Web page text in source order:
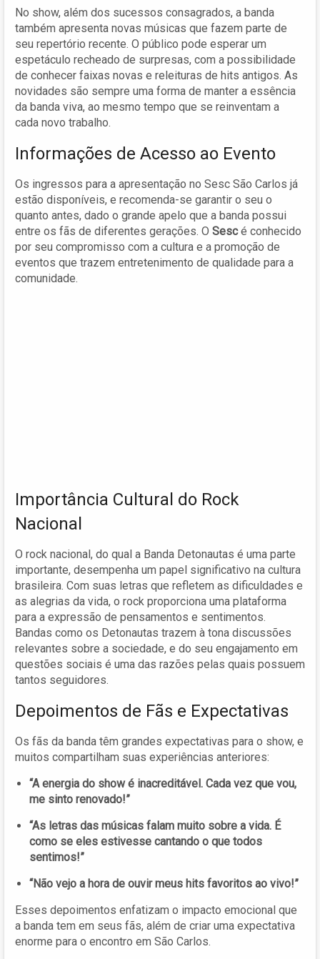
No show, além dos sucessos consagrados, a banda
também apresenta novas músicas que fazem parte de
seu repertório recente. O público pode esperar um
espetáculo recheado de surpresas, com a possibilidade
de conhecer faixas novas e releituras de hits antigos. As
novidades são sempre uma forma de manter a essência
da banda viva, ao mesmo tempo que se reinventam a
cada novo trabalho.
Informações de Acesso ao Evento
Os ingressos para a apresentação no Sesc São Carlos já
estão disponíveis, e recomenda-se garantir o seu o
quanto antes, dado o grande apelo que a banda possui
entre os fãs de diferentes gerações. O Sescé conhecido
por seu compromisso com a cultura e a promoção de
eventos que trazem entretenimento de qualidade para a
comunidade.
Importância Cultural do Rock
Nacional
O rock nacional, do qual a Banda Detonautas é uma parte
importante, desempenha um papel significativo na cultura
brasileira. Com suas letras que refletem as dificuldades e
as alegrias da vida, o rock proporciona uma plataforma
para a expressão de pensamentos e sentimentos.
Bandas como os Detonautas trazem à tona discussões
relevantes sobre a sociedade, e do seu engajamento em
questões sociais é uma das razões pelas quais possuem
tantos seguidores.
Depoimentos de Fãs e Expectativas
Os fãs da banda têm grandes expectativas para o show, e
muitos compartilham suas experiências anteriores:
“A energia do show é inacreditável. Cada vez que vou,
me sinto renovado!”
“As letras das músicas falam muito sobre a vida. É
como se eles estivesse cantando o que todos
sentimos!”
“Não vejo a hora de ouvir meus hits favoritos ao vivo!”
Esses depoimentos enfatizam o impacto emocional que
a banda tem em seus fãs, além de criar uma expectativa
enorme para o encontro em São Carlos.